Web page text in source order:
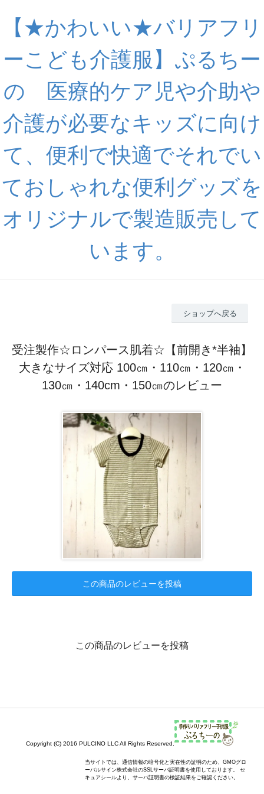
【★かわいい★バリアフリ
ーこども介護服】ぷるちー
の 医療的ケア児や介助や
介護が必要なキッズに向け
て、便利で快適でそれでい
ておしゃれな便利グッズを
オリジナルで製造販売して
います。
ショップへ戻る
受注製作☆ロンパース肌着☆【前開き*半袖】
大きなサイズ対応 100㎝・110㎝・120㎝・
130㎝・140cm・150㎝のレビュー
この商品のレビューを投稿
この商品のレビューを投稿
Copyright (C) 2016 PULCINO LLC All Rights Reserved.
当サイトでは、通信情報の暗号化と実在性の証明のため、GMOグロ
ーバルサイン株式会社のSSLサーバ証明書を使用しております。 セ
キュアシールより、サーバ証明書の検証結果をご確認ください。